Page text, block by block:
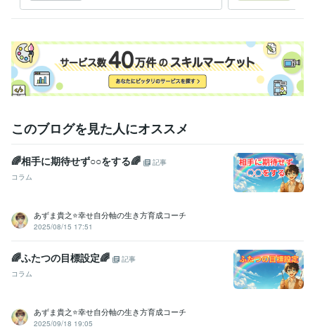
コピーライター:3年
悩み相談・カウンセリング 人間関係、恋愛相談 コミュニケーション
力 話し相手、愚痴聞き メンタルコーチング メタ認知改善
人間関係 恋愛 悩み相談 愚痴聞き コミュニケーション
話し相手
コンプレックス
カウンセリング 副業 お金
ビジネス代行・事務代行 ココナラ販売サポート お金の悩み、副業支
レーニング
コピーライティング メタ認知の改善
ダイエット 悩み相談 カウンセリング サポート
ス
略
このブログを見た人にオススメ
🌈相手に期待せず○○をする🌈
記事
コラム
あずま貴之⭐幸せ自分軸の生き方育成コーチ
2025/08/15 17:51
🌈ふたつの目標設定🌈
記事
コラム
あずま貴之⭐幸せ自分軸の生き方育成コーチ
2025/09/18 19:05